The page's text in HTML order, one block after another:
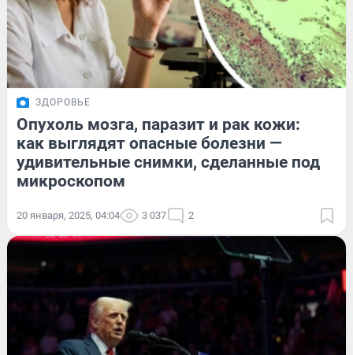
ЗДОРОВЬЕ
Опухоль мозга, паразит и рак кожи:
как выглядят опасные болезни —
удивительные снимки, сделанные под
микроскопом
20 января, 2025, 04:04 3 037 2